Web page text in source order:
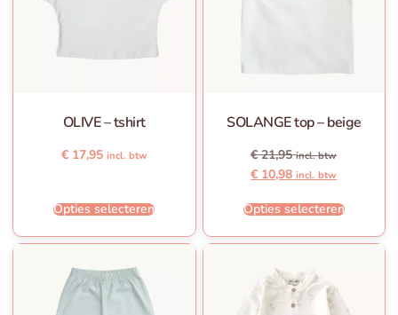
OLIVE – tshirt
€17,95 incl. btw
Opties selecteren
SOLANGE top – beige
€21,95 incl. btw
€ 10,98 incl. btw
Opties selecteren